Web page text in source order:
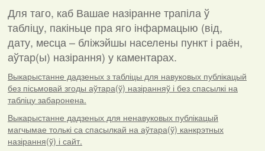
Для таго, каб Вашае назіранне трапіла ў
табліцу, пакіньце пра яго інфармацыю (від,
дату, месца – бліжэйшы населены пункт і раён,
аўтар(ы) назірання) у каментарах.
Выкарыстанне дадзеных з табліцы для навуковых публікацый
без пісьмовай згоды аўтара(ў) назіранняў і без спасылкі на
табліцу забаронена.
Выкарыстанне дадзеных для ненавуковых публікацый
магчымае толькі са спасылкай на аўтара(ў) канкрэтных
назірання(ў) і сайт.